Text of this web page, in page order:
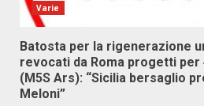
Varie
Batosta per la rigenerazione
revocati da Roma progetti per
(M5S Ars): “Sicilia bersaglio
Meloni”